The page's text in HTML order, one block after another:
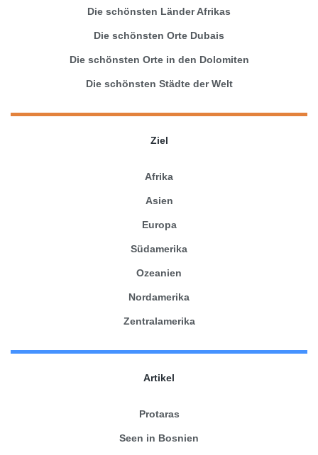
Die schönsten Länder Afrikas
Die schönsten Orte Dubais
Die schönsten Orte in den Dolomiten
Die schönsten Städte der Welt
Ziel
Afrika
Asien
Europa
Südamerika
Ozeanien
Nordamerika
Zentralamerika
Artikel
Protaras
Seen in Bosnien